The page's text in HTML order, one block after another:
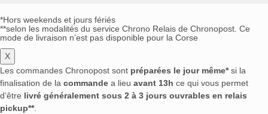
*Hors weekends et jours fériés
**selon les modalités du service Chrono Relais de Chronopost. Ce
mode de livraison n’est pas disponible pour la Corse
X
Les commandes Chronopost sont préparées le jour même*si la
finalisation de la commande a lieu avant 13h ce qui vous permet
d’être livré généralement sous 2 à 3 jours ouvrables en relais
pickup**.